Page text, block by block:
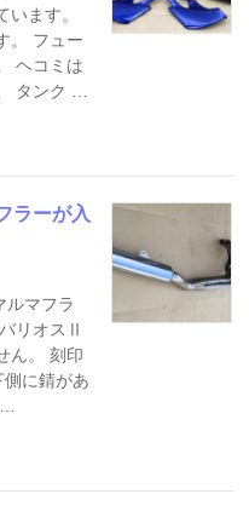
ます。
。 フュー
ヘコミは
タンク …
ラーが入
ルマフラ
リオスⅡ
ん。 刻印
に錆があ